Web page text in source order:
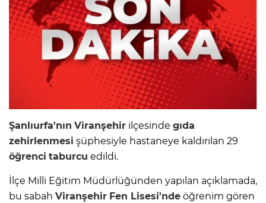
Şanlıurfa'nın Viranşehir ilçesinde gıda
zehirlenmesi şüphesiyle hastaneye kaldırılan 29
öğrenci taburcu edildi.
İlçe Milli Eğitim Müdürlüğünden yapılan açıklamada,
bu sabah Viranşehir Fen Lisesi'nde öğrenim gören